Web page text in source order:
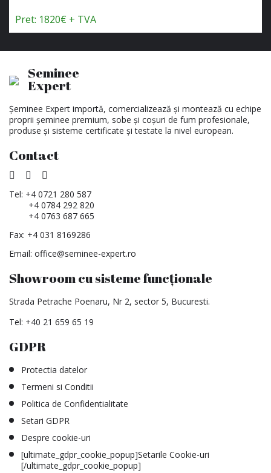
Pret: 1820€ + TVA
Seminee
Expert
Șeminee Expert importă, comercializează și montează cu echipe
proprii șeminee premium, sobe și coșuri de fum profesionale,
produse și sisteme certificate și testate la nivel european.
Contact
Tel: +4 0721 280 587
+4 0784 292 820
+4 0763 687 665
Fax: +4 031 8169286
Email: office@seminee-expert.ro
Showroom cu sisteme funcționale
Strada Petrache Poenaru, Nr 2, sector 5, Bucuresti.
Tel: +40 21 659 65 19
GDPR
Protectia datelor
Termeni si Conditii
Politica de Confidentialitate
Setari GDPR
Despre cookie-uri
[ultimate_gdpr_cookie_popup]Setarile Cookie-uri
[/ultimate_gdpr_cookie_popup]